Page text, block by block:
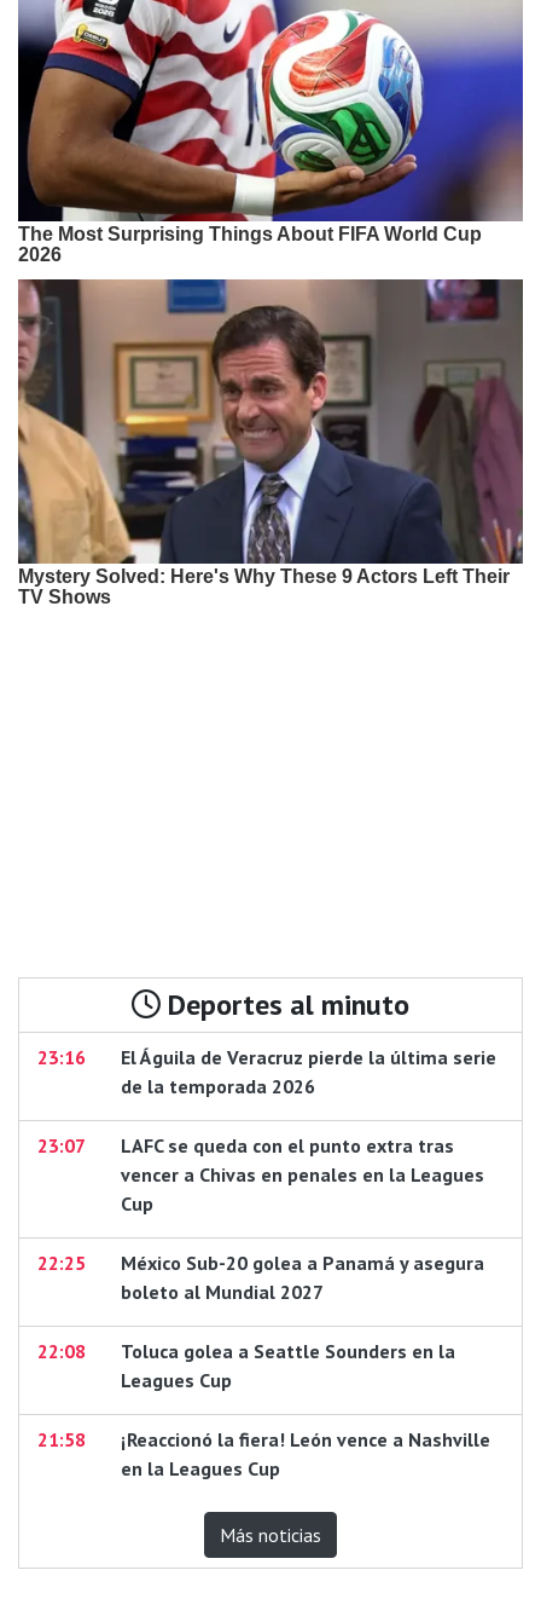
Deportes al minuto
23:16
El Águila de Veracruz pierde la última serie
de la temporada 2026
23:07
LAFC se queda con el punto extra tras
vencer a Chivas en penales en la Leagues
Cup
22:25
México Sub-20 golea a Panamá y asegura
boleto al Mundial 2027
22:08
Toluca golea a Seattle Sounders en la
Leagues Cup
21:58
¡Reaccionó la fiera! León vence a Nashville
en la Leagues Cup
Más noticias